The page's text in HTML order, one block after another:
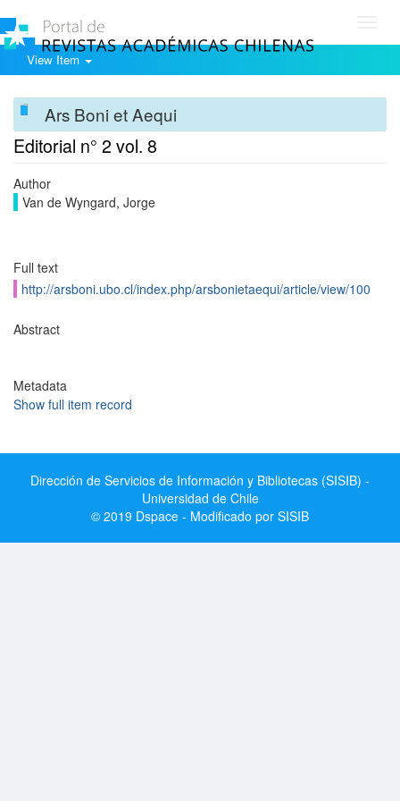
View Item
Ars Boni et Aequi
Editorial n° 2 vol. 8
Author
Van de Wyngard, Jorge
Full text
http://arsboni.ubo.cl/index.php/arsbonietaequi/article/view/100
Abstract
Metadata
Show full item record
Dirección de Servicios de Información y Bibliotecas (SISIB) -
Universidad de Chile
© 2019 Dspace - Modificado por SISIB